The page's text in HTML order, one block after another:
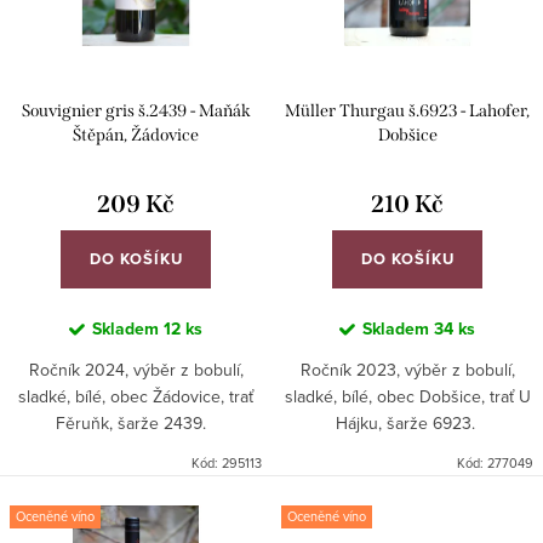
u
o
Souvignier gris š.2439 - Maňák
Štěpán, Žádovice
209 Kč
DO KOŠÍKU
Skladem 12 ks
Ročník 2024, výběr z bobulí,
sladké, bílé, obec Žádovice, trať
Fěruňk, šarže 2439.
Kód: 295113
Müller Thurgau š.6923 - Lahofer,
Dobšice
210 Kč
DO KOŠÍKU
Skladem 34 ks
Ročník 2023, výběr z bobulí,
sladké, bílé, obec Dobšice, trať U
Hájku, šarže 6923.
Kód: 277049
Oceněné víno Oceněné víno